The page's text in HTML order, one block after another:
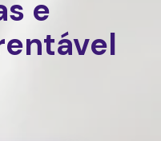
e